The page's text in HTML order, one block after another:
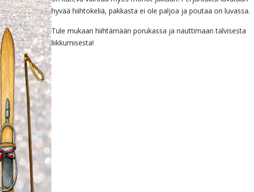
hyvää hiihtokeliä, pakkasta ei ole paljoa ja poutaa on luvassa.
Tule mukaan hiihtämään porukassa ja nauttimaan talvisesta
liikkumisesta!